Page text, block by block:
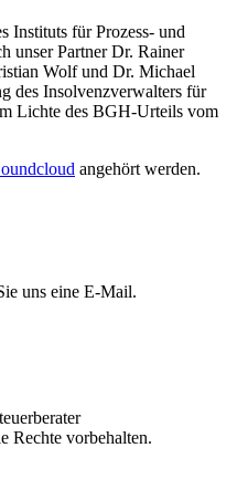
Instituts für Prozess- und
unser Partner Dr. Rainer
Wolf und Dr. Michael
des Insolvenzverwalters für
Lichte des BGH-Urteils vom
angehört werden.
uns eine E-Mail.
Rechte vorbehalten.